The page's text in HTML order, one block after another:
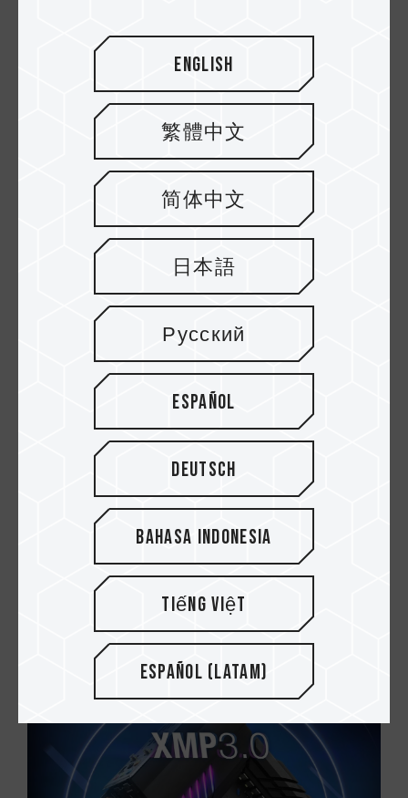
23.JUN.2022
Guía de montaje Back2School
17.JUN.2022
3 cosas importantes que debe saber antes
de actualizar la memoria de tu portátil...
English
繁體中文
简体中文
日本語
Русский
Español
Deutsch
Bahasa Indonesia
Tiếng Việt
Español (Latam)